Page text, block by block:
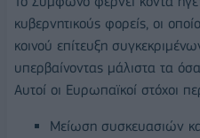
κυβερνητικούς φορείς, οι
κοινού επίτευξη
υπερβαίνοντας μάλιστα τα
Αυτοί οι Ευρωπαϊκοί στόχοι
Μείωση συσκευασιών